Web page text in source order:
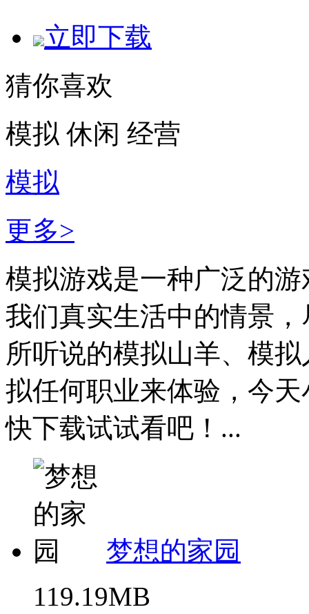
立即下载
猜你喜欢
模拟 休闲 经营
模拟
更多>
模拟游戏是一种广泛的
我们真实生活中的情景
所听说的模拟山羊、模
拟任何职业来体验，今
快下载试试看吧！...
梦想的家园
119.19MB